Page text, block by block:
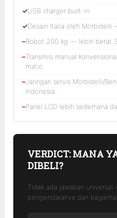
USB charger built-in
Desain Italia oleh Morbidelli
Bobot 200 kg — lebih berat
Transmisi manual
matic
Jaringan servis Morbidelli/
Indonesia
Panel LCD lebih sederhana
VERDICT: MANA
DIBELI?
Tidak ada jawaban
pengendaranya dan